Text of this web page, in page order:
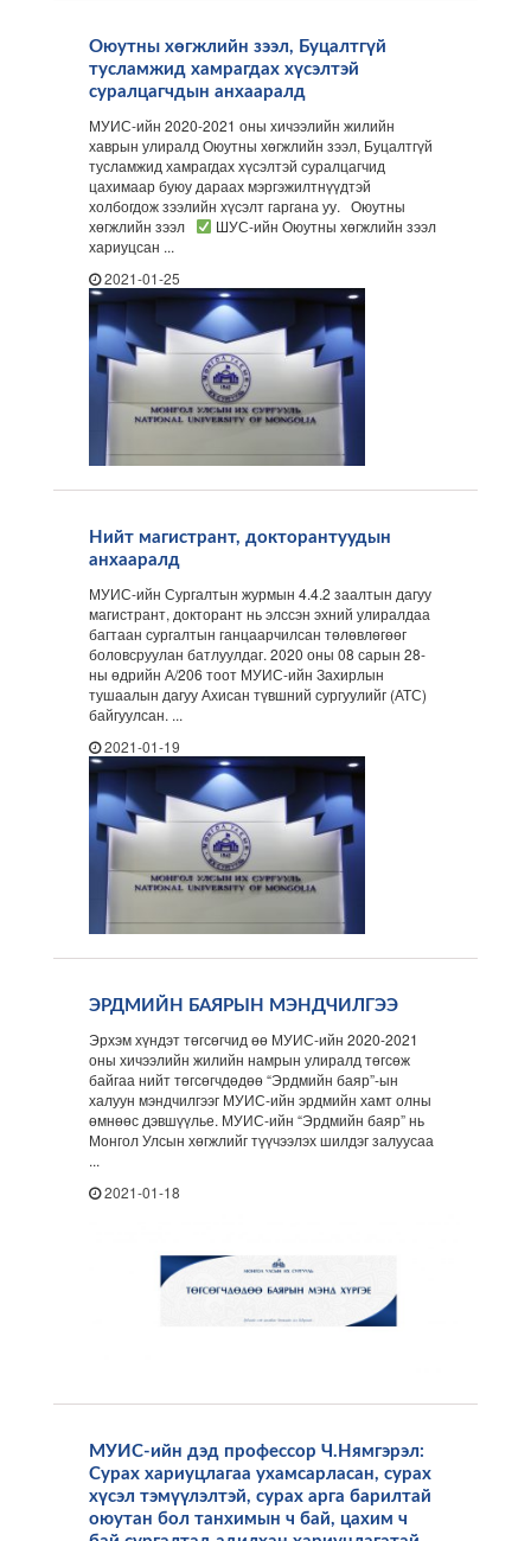
Оюутны хөгжлийн зээл, Буцалтгүй
тусламжид хамрагдах хүсэлтэй
суралцагчдын анхааралд
МУИС-ийн 2020-2021 оны хичээлийн жилийн
хаврын улиралд Оюутны хөгжлийн зээл, Буцалтгүй
тусламжид хамрагдах хүсэлтэй суралцагчид
цахимаар буюу дараах мэргэжилтнүүдтэй
холбогдож зээлийн хүсэлт гаргана уу. Оюутны
хөгжлийн зээл
ШУС-ийн Оюутны хөгжлийн зээл
хариуцсан ...
2021-01-25
Нийт магистрант, докторантуудын
анхааралд
МУИС-ийн Сургалтын журмын 4.4.2 заалтын дагуу
магистрант, докторант нь элссэн эхний улиралдаа
багтаан сургалтын ганцаарчилсан төлөвлөгөөг
боловсруулан батлуулдаг. 2020 оны 08 сарын 28-
ны өдрийн А/206 тоот МУИС-ийн Захирлын
тушаалын дагуу Ахисан түвшний сургуулийг (АТС)
байгуулсан. ...
2021-01-19
ЭРДМИЙН БАЯРЫН МЭНДЧИЛГЭЭ
Эрхэм хүндэт төгсөгчид өө МУИС-ийн 2020-2021
оны хичээлийн жилийн намрын улиралд төгсөж
байгаа нийт төгсөгчдөдөө “Эрдмийн баяр”-ын
халуун мэндчилгээг МУИС-ийн эрдмийн хамт олны
өмнөөс дэвшүүлье. МУИС-ийн “Эрдмийн баяр” нь
Монгол Улсын хөгжлийг түүчээлэх шилдэг залуусаа
...
2021-01-18
МУИС-ийн дэд профессор Ч.Нямгэрэл:
Сурах хариуцлагаа ухамсарласан, сурах
хүсэл тэмүүлэлтэй, сурах арга барилтай
оюутан бол танхимын ч бай, цахим ч